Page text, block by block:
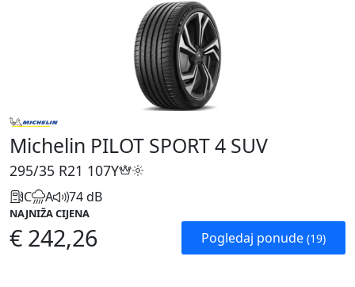
Michelin PILOT SPORT 4 SUV
295/35 R21 107Y
C A 74 dB
NAJNIŽA CIJENA
€ 242,26 Pogledaj ponude (19)